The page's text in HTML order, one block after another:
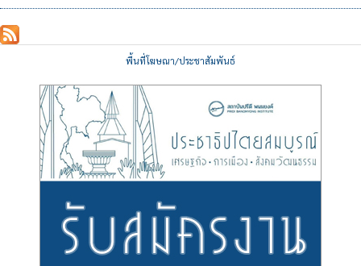
พื้นที่โฆษณา/ประชาสัมพันธ์